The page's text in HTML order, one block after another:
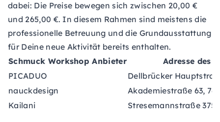
dabei: Die Preise bewegen sich zwischen 20,00 €
und 265,00 €. In diesem Rahmen sind meistens die
professionelle Betreuung und die Grundausstattung
für Deine neue Aktivität bereits enthalten.
Schmuck Workshop Anbieter
Adresse des
PICADUO
Dellbrücker
nauckdesign
Akademiestraße 63,
Kailani
Stresemannstraße